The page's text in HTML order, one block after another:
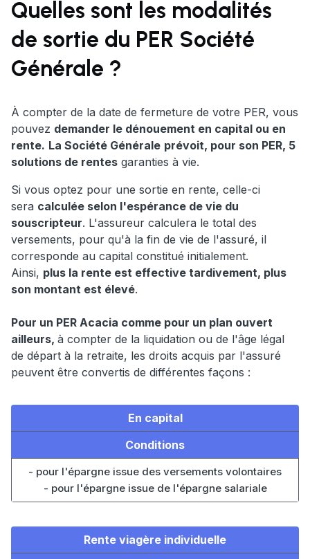
Quelles sont les modalités
de sortie du PER Société
Générale ?
À compter de la date de fermeture de votre PER, vous
pouvez demander le dénouement en capital ou en
rente. La Société Générale prévoit, pour son PER, 5
solutions de rentes garanties à vie.
Si vous optez pour une sortie en rente, celle-ci
sera calculée selon l'espérance de vie du
souscripteur. L'assureur calculera le total des
versements, pour qu'à la fin de vie de l'assuré, il
corresponde au capital constitué initialement.
Ainsi, plus la rente est effective tardivement, plus
son montant est élevé.
Pour un PER Acacia comme pour un plan ouvert
ailleurs, à compter de la liquidation ou de l'âge légal
de départ à la retraite, les droits acquis par l'assuré
peuvent être convertis de différentes façons :
En capital
Conditions
- pour l'épargne issue des versements volontaires
- pour l'épargne issue de l'épargne salariale
Rente viagère individuelle